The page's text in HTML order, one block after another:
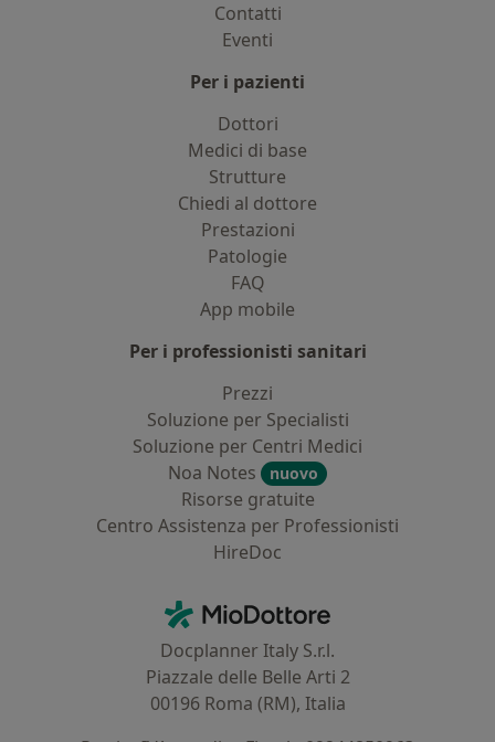
Contatti
Eventi
Per i pazienti
Dottori
Medici di base
Strutture
Chiedi al dottore
Prestazioni
Patologie
FAQ
App mobile
Per i professionisti sanitari
Prezzi
Soluzione per Specialisti
Soluzione per Centri Medici
Noa Notes
nuovo
Risorse gratuite
Centro Assistenza per Professionisti
HireDoc
MioDottore - Homepage
Docplanner Italy S.r.l.
Piazzale delle Belle Arti 2
00196 Roma (RM), Italia